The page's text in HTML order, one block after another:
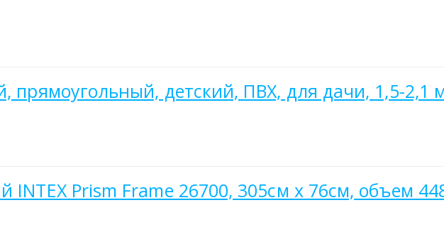
прямоугольный, детский, ПВХ, для дачи, 1,5-2,1
INTEX Prism Frame 26700, 305см x 76см, объем